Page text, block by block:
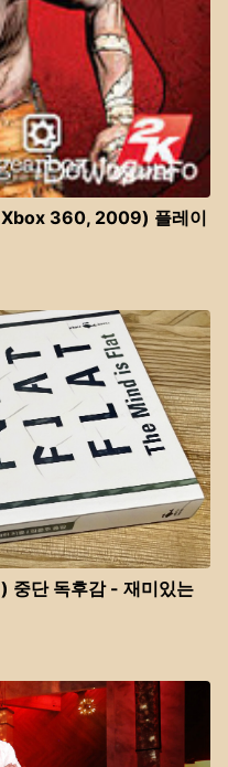
360, 2009) 플레이
중단 독후감 - 재미있는